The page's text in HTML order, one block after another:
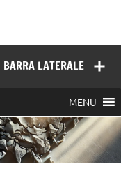
BARRA LATERALE
MENU